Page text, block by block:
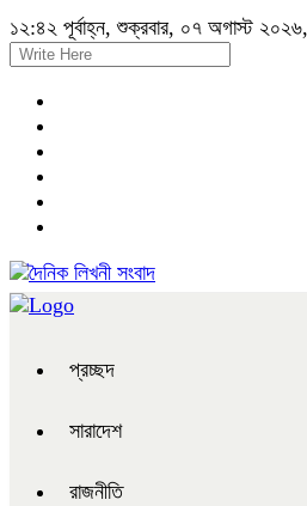
১২:৪২ পূর্বাহ্ন, শুক্রবার, ০৭ অগাস্ট ২০২৬,
প্রচ্ছদ
সারাদেশ
রাজনীতি